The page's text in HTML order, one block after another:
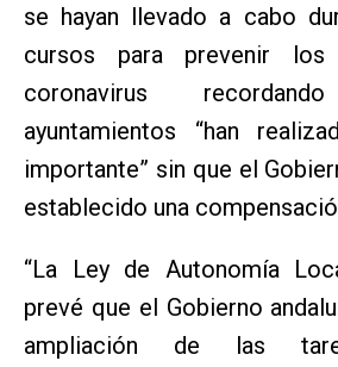
se hayan llevado a cabo
cursos para prevenir
coronavirus
ayuntamientos “han
importante” sin que el
establecido una
“La Ley de Autonomía
prevé que el Gobierno
ampliación de las